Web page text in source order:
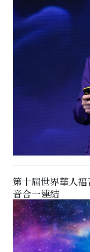
第十屆世界華人
音合一連結